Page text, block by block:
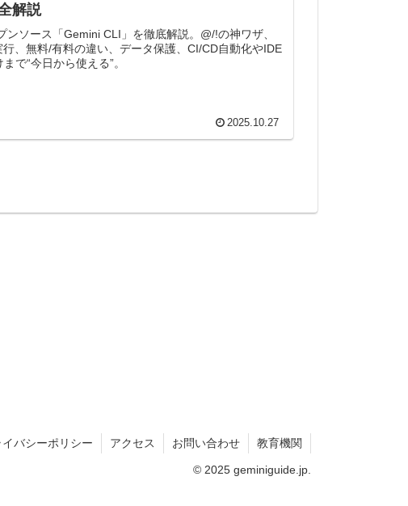
解説
ンソース「Gemini CLI」を徹底解説。@/!の神ワザ、
行、無料/有料の違い、データ保護、CI/CD自動化やIDE
で“今日から使える”。
2025.10.27
イバシーポリシー アクセス お問い合わせ 教育機関
© 2025 geminiguide.jp.